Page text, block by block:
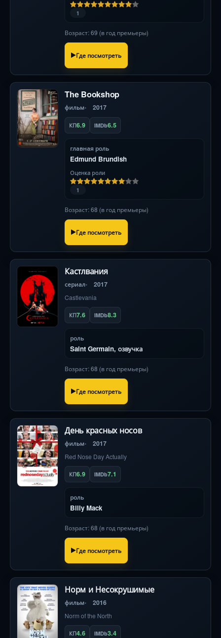
1
Возраст: 69 (в год премьеры)
Где посмотреть
The Bookshop
фильм 2017
КП6.9 IMDb6.5
главная роль
Edmund Brundish
Оценка роли
1
Возраст: 68 (в год премьеры)
Где посмотреть
Кастлвания
сериал 2017
Castlevania
КП7.6 IMDb8.3
роль
Saint Germain, озвучка
Возраст: 68 (в год премьеры)
Где посмотреть
День красных носов
фильм 2017
Red Nose Day Actually
КП6.9 IMDb7.1
роль
Billy Mack
Возраст: 68 (в год премьеры)
Где посмотреть
Норм и Несокрушимые
фильм 2016
Norm of the North
КП4.6 IMDb3.4